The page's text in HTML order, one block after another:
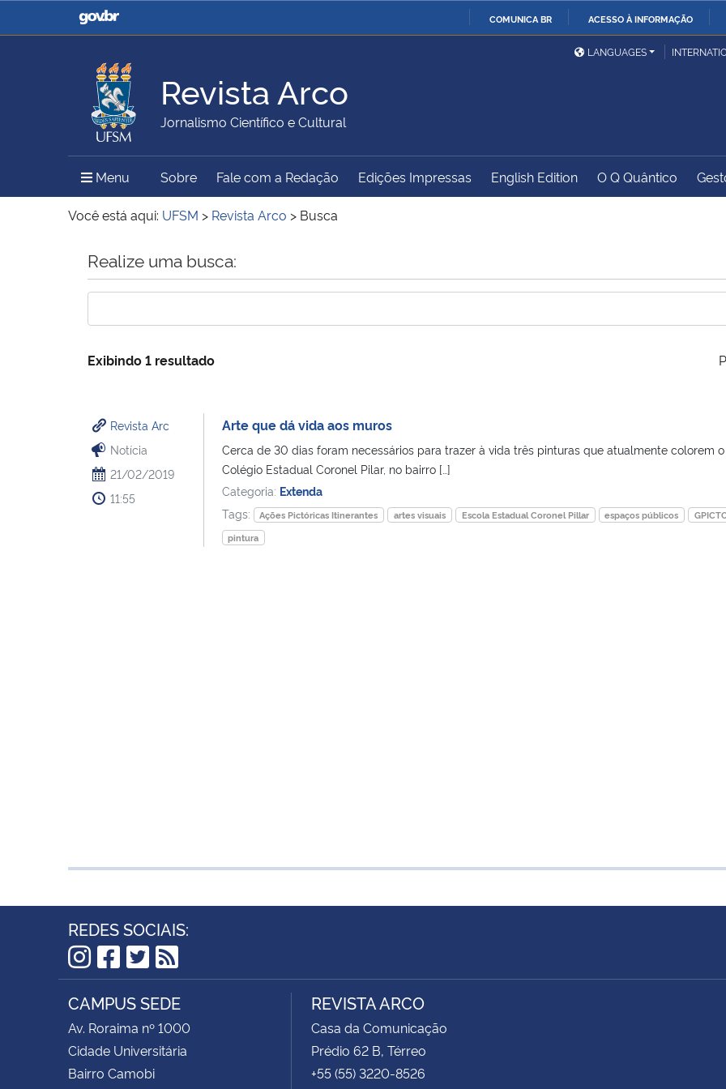
COMUNICA BR ACESSO À INFORMAÇÃO
Casa Civil
Ministério da Justiça e
Ministério da Defesa
Ministério das Relações
Exteriores
Ministério da Agricultura,
Pecuária e Abastecimento
Ministério da Educação
Ministério do Meio Ambiente Ministério do Turismo
Ministério do
Controladoria-Geral da
LANGUAGES
Revista Arco
Jornalismo Científico e Cultural
Menu Menu Principal do Sítio
Sobre Fale com a Redação Edições Impressas English Edition O Q Quântico
Você está aqui: UFSM > Revista Arco > Busca
Início do conteúdo
Realize uma busca:
Exibindo 1 resultado
Revista Arc
Notícia
21/02/2019
11:55
Arte que dá vida aos muros
Cerca de 30 dias foram necessários para trazer à vida três pinturas que atualmente colorem o
Colégio Estadual Coronel Pilar, no bairro […]
Categoria: Extenda
Tags:
Ações Pictóricas Itinerantes artes visuais Escola Estadual Coronel Pillar espaços públicos
pintura
REDES SOCIAIS:
Instagram
Facebook
Twitter
RSS
CAMPUS SEDE
Av. Roraima nº 1000
Cidade Universitária
Bairro Camobi
REVISTA ARCO
Casa da Comunicação
Prédio 62 B, Térreo
+55 (55) 3220-8526